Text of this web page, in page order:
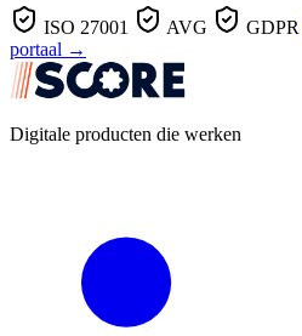
ISO 27001 AVG GDPR
portaal →
Digitale producten die werken